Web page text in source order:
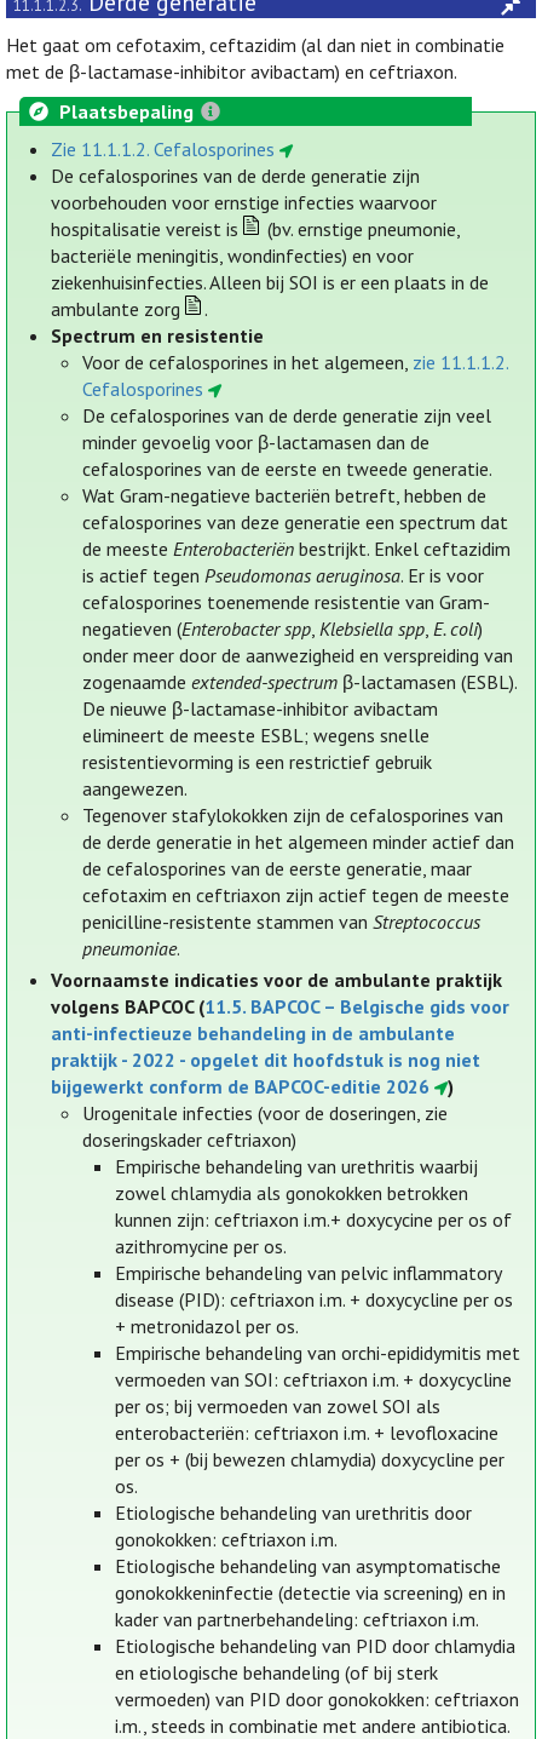
11.1.1.2.3.
Het gaat om cefotaxim, ceftazidim (al dan niet in combinatie
met de β-lactamase-inhibitor avibactam) en ceftriaxon.
Plaatsbepaling
Zie 11.1.1.2. Cefalosporines
De cefalosporines van de derde generatie zijn
voorbehouden voor ernstige infecties waarvoor
hospitalisatie vereist is
(bv. ernstige pneumonie,
bacteriële meningitis, wondinfecties) en voor
ziekenhuisinfecties. Alleen bij SOI is er een plaats in de
ambulante zorg
.
Spectrum en resistentie
Voor de cefalosporines in het algemeen, zie 11.1.1.2.
Cefalosporines
De cefalosporines van de derde generatie zijn veel
minder gevoelig voor β-lactamasen dan de
cefalosporines van de eerste en tweede generatie.
Wat Gram-negatieve bacteriën betreft, hebben de
cefalosporines van deze generatie een spectrum dat
de meeste Enterobacteriën bestrijkt. Enkel ceftazidim
is actief tegen Pseudomonas aeruginosa. Er is voor
cefalosporines toenemende resistentie van Gram-
negatieven (Enterobacter spp Klebsiella spp E. coli)
onder meer door de aanwezigheid en verspreiding van
zogenaamdeextended-spectrum β-lactamasen (ESBL).
De nieuwe β-lactamase-inhibitor avibactam
elimineert de meeste ESBL; wegens snelle
resistentievorming is een restrictief gebruik
aangewezen.
Tegenover stafylokokken zijn de cefalosporines van
de derde generatie in het algemeen minder actief dan
de cefalosporines van de eerste generatie, maar
cefotaxim en ceftriaxon zijn actief tegen de meeste
penicilline-resistente stammen vanStreptococcus
pneumoniae.
Voornaamste indicaties voor de ambulante praktijk
volgens BAPCOC (11.5. BAPCOC – Belgische gids voor
anti-infectieuze behandeling in de ambulante
praktijk - 2022 - opgelet dit hoofdstuk is nog niet
bijgewerkt conform de BAPCOC-editie 2026
)
Urogenitale infecties (voor de doseringen, zie
doseringskader ceftriaxon)
Empirische behandeling van urethritis waarbij
zowel chlamydia als gonokokken betrokken
kunnen zijn: ceftriaxon i.m.+ doxycycine per os of
azithromycine per os.
Empirische behandeling van pelvic inflammatory
disease (PID): ceftriaxon i.m. + doxycycline per os
+ metronidazol per os.
Empirische behandeling van orchi-epididymitis met
vermoeden van SOI: ceftriaxon i.m. + doxycycline
per os; bij vermoeden van zowel SOI als
enterobacteriën: ceftriaxon i.m. + levofloxacine
per os + (bij bewezen chlamydia) doxycycline per
os.
Etiologische behandeling van urethritis door
gonokokken: ceftriaxon i.m.
Etiologische behandeling van asymptomatische
gonokokkeninfectie (detectie via screening) en in
kader van partnerbehandeling: ceftriaxon i.m.
Etiologische behandeling van PID door chlamydia
en etiologische behandeling (of bij sterk
vermoeden) van PID door gonokokken: ceftriaxon
i.m., steeds in combinatie met andere antibiotica.